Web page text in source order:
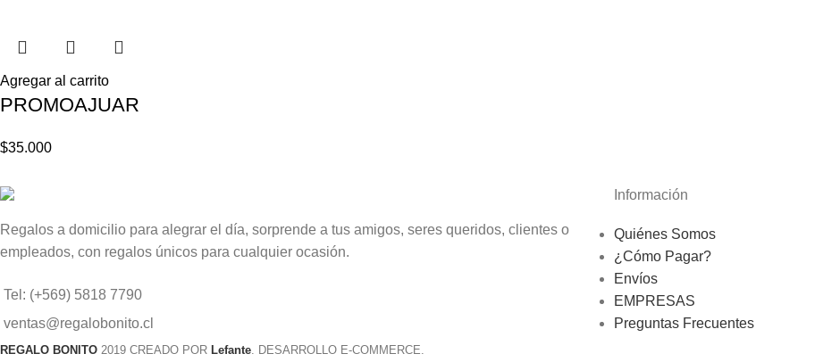
Agregar al carrito
PROMOAJUAR
$35.000
Regalos a domicilio para alegrar el día, sorprende a tus amigos, seres queridos, clientes o
empleados, con regalos únicos para cualquier ocasión.
Tel: (+569) 5818 7790
ventas@regalobonito.cl
Información
Quiénes Somos
¿Cómo Pagar?
Envíos
EMPRESAS
Preguntas Frecuentes
REGALO BONITO 2019 CREADO POR Lefante. DESARROLLO E-COMMERCE.